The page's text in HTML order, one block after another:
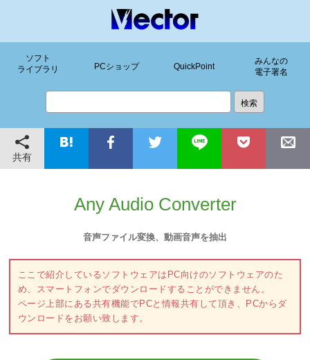
ソフト
ライブラリ
PCショップ QuickPoint
みんなの
電子署名
共有
Any Audio Converter
音声ファイル変換、動画音声を抽出
ここで紹介しているソフトウェアはPC向けのソフトウェアのた
め、スマートフォンでダウンロードすることができません。
ページ上部にある共有機能でPCと情報共有して頂き、PCからダ
ウンロードをお願い致します。